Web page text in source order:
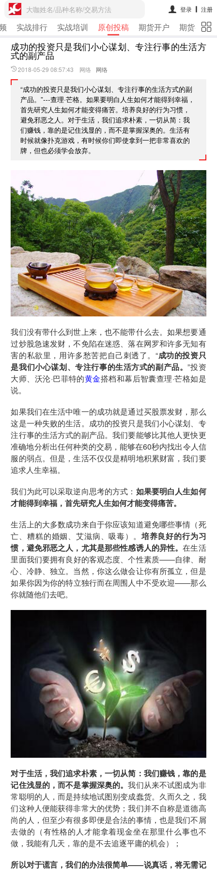
大咖姓名/品种名称/交易方法 登录 注册
实战排行 实战培训 原创投稿 期货开户 期货行情
成功的投资只是我们小心谋划、专注行事的生活方
式的副产品
2018-05-29 08:57:43 网络 网络
“成功的投资只是我们小心谋划、专注行事的生活方式的副
产品。”---查理·芒格。如果要明白人生如何才能得到幸福，
首先研究人生如何才能变得痛苦。培养良好的行为习惯，
避免邪恶之人。对于生活，我们追求朴素，一切从简：我
们赚钱，靠的是记住浅显的，而不是掌握深奥的。生活有
时候就像扑克游戏，有时候你们即使拿到一把非常喜欢的
牌，但也必须学会放弃。
我们没有带什么到世上来，也不能带什么去。如果想要通
过炒股急速发财，不免陷在迷惑、落在网罗和许多无知有
害的私欲里，用许多愁苦把自己刺透了。“成功的投资只
是我们小心谋划、专注行事的生活方式的副产品。”投资
大师、沃沦·巴菲特的黄金搭档和幕后智囊查理·芒格如是
说。
如果我们在生活中唯一的成功就是通过买股票发财，那么
这是一种失败的生活。成功的投资只是我们小心谋划、专
注行事的生活方式的副产品。我们要能够比其他人更快更
准确地分析出任何种类的交易，能够在60秒内找出令人信
服的弱点。但是，生活不仅仅是精明地积累财富，我们要
追求人生幸福。
我们为此可以采取逆向思考的方式： 如果要明白人生如何
才能得到幸福，首先研究人生如何才能变得痛苦。
生活上的大多数成功来自于你应该知道避免哪些事情（死
亡、糟糕的婚姻、艾滋病、吸毒）。 培养良好的行为习
惯，避免邪恶之人，尤其是那些性感诱人的异性。在生活
里面我们要拥有良好的客观态度、个性素质——自律、耐
心、冷静、独立。当然，你这么做会让你有所孤立，但是
如果你因为你的特立独行而在周围人中不受欢迎——那么
你就随他们去吧。
对于生活，我们追求朴素，一切从简：我们赚钱，靠的是
记住浅显的，而不是掌握深奥的。我们从来不试图成为非
常聪明的人，而是持续地试图别变成蠢货。久而久之，我
们这种人便能获得非常大的优势；我们并不自称是道德高
尚的人，但至少有很多即便是合法的事情，也是我们不屑
去做的（有性格的人才能拿着现金坐在那里什么事也不
做，我能有几天，靠的是不去追逐平庸的机会）；
所以对于谎言，我们的办法很简单——说真话，将无需记